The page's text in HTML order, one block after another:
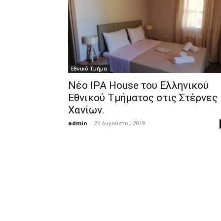
Εθνικό Τμήμα
Nέο IPA House του Ελληνικού
Εθνικού Τμήματος στις Στέρνες
Χανίων.
admin - 26 Αυγούστου 2019